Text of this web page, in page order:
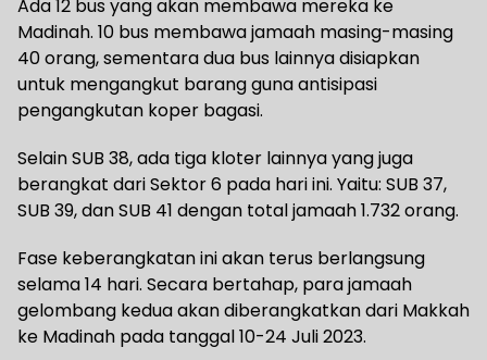
Ada 12 bus yang akan membawa mereka ke
Madinah. 10 bus membawa jamaah masing-masing
40 orang, sementara dua bus lainnya disiapkan
untuk mengangkut barang guna antisipasi
pengangkutan koper bagasi.
Selain SUB 38, ada tiga kloter lainnya yang juga
berangkat dari Sektor 6 pada hari ini. Yaitu: SUB 37,
SUB 39, dan SUB 41 dengan total jamaah 1.732 orang.
Fase keberangkatan ini akan terus berlangsung
selama 14 hari. Secara bertahap, para jamaah
gelombang kedua akan diberangkatkan dari Makkah
ke Madinah pada tanggal 10-24 Juli 2023.